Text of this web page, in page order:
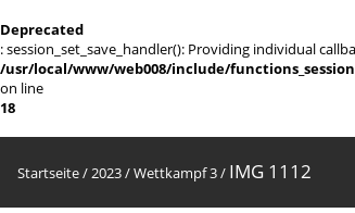
Deprecated
: session_set_save_handler(): Providing individual
/usr/local/www/web008/include/
on line
18
Startseite/2023/Wettkampf 3/ IMG 1112